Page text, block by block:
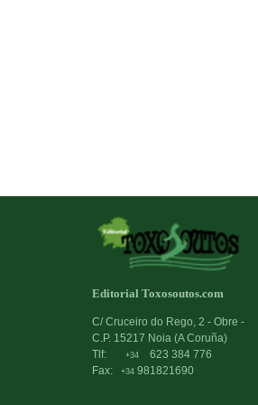
Editorial Toxosoutos.com
C/ Cruceiro do Rego, 2 - Obre -
C.P. 15217 Noia (A Coruña)
Tlf:
+34
623 384 776
Fax:
+34 981821690